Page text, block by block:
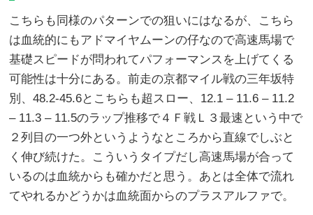
こちらも同様のパターンでの狙いにはなるが、こちら
は血統的にもアドマイヤムーンの仔なので高速馬場で
基礎スピードが問われてパフォーマンスを上げてくる
可能性は十分にある。前走の京都マイル戦の三年坂特
別、48.2-45.6とこちらも超スロー、12.1 – 11.6 – 11.2
– 11.3 – 11.5のラップ推移で４Ｆ戦Ｌ３最速という中で
２列目の一つ外というようなところから直線でしぶと
く伸び続けた。こういうタイプだし高速馬場が合って
いるのは血統からも確かだと思う。あとは全体で流れ
てやれるかどうかは血統面からのプラスアルファで。